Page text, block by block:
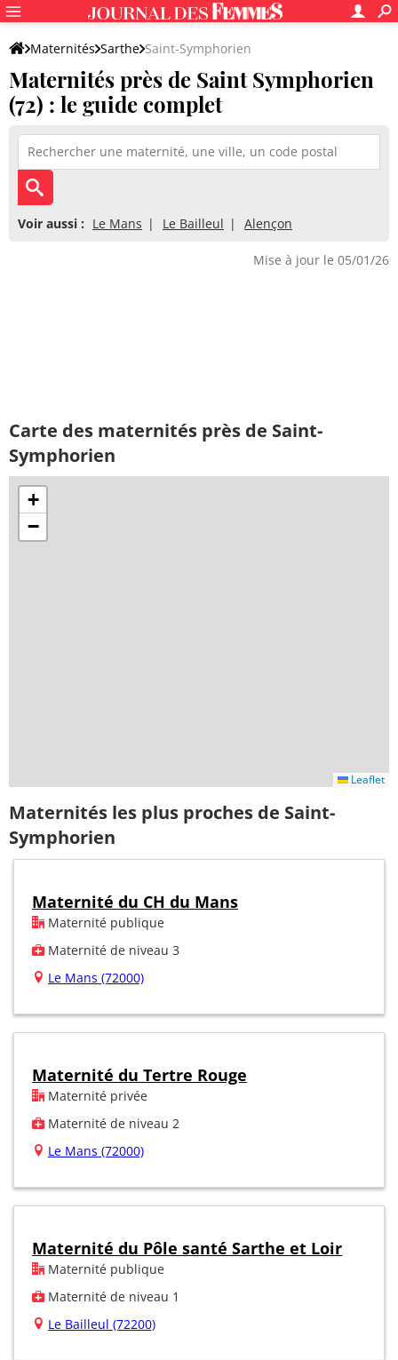
Maternités Sarthe Saint-Symphorien
Maternités près de Saint Symphorien
(72) : le guide complet
Voir aussi : Le Mans Le Bailleul Alençon
Mise à jour le 05/01/26
Carte des maternités près de Saint-
Symphorien
+
−
Leaflet
Maternités les plus proches de Saint-
Symphorien
Maternité du CH du Mans
Maternité publique
Maternité de niveau 3
Le Mans (72000)
Maternité du Tertre Rouge
Maternité privée
Maternité de niveau 2
Le Mans (72000)
Maternité du Pôle santé Sarthe et Loir
Maternité publique
Maternité de niveau 1
Le Bailleul (72200)